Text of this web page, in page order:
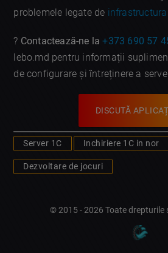
problemele legate de infrastructura
? Contactează-ne la+373 690 57
lebo.md pentru informații
de configurare și întreținere a
DISCUTĂ
Server 1C Inchiriere 1C in nor
Dezvoltare de jocuri
© 2015 - 2026 Toate drepturile